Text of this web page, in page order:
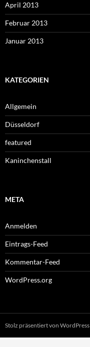
April 2013
Februar 2013
Januar 2013
KATEGORIEN
Allgemein
Düsseldorf
featured
Kaninchenstall
META
Anmelden
Eintrags-Feed
Kommentar-Feed
WordPress.org
Stolz präsentiert von WordPress